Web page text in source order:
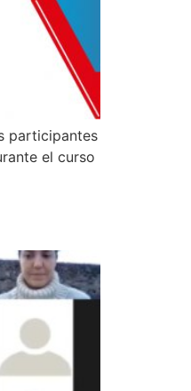
participantes
el curso